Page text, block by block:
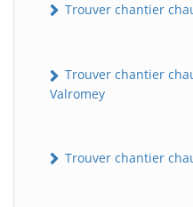
Trouver chantier
Trouver chantier
Valromey
Trouver chantier